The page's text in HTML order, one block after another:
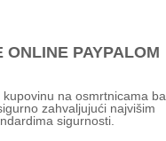
ONLINE PAYPALOM
kupovinu na osmrtnicama ba
zahvaljujući najvišim
sigurnosti.